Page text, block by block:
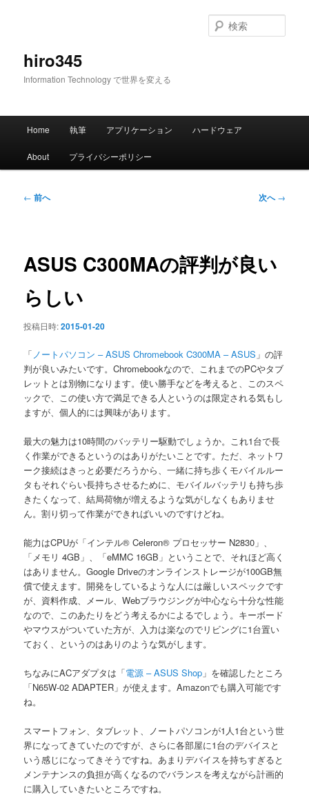
hiro345
Information Technology で世界を変える
索
メ
Home 執筆 アプリケーション ハードウェア
About プライバシーポリシー
投
ー
ョ
ン
← 前へ 次へ→
ASUS C300MAの評判が良い
らしい
投稿日時:2015-01-20
「ノートパソコン – ASUS Chromebook C300MA – ASUS 」の評
判が良いみたいです。Chromebookなので、これまでのPCやタブ
レットとは別物になります。使い勝手などを考えると、このスペ
ックで、この使い方で満足できる人というのは限定される気もし
ますが、個人的には興味があります。
最大の魅力は10時間のバッテリー駆動でしょうか。これ1台で長
く作業ができるというのはありがたいことです。ただ、ネットワ
ーク接続はきっと必要だろうから、一緒に持ち歩くモバイルルー
タもそれぐらい長持ちさせるために、モバイルバッテリも持ち歩
きたくなって、結局荷物が増えるような気がしなくもありませ
ん。割り切って作業ができればいいのですけどね。
能力はCPUが「インテル® Celeron® プロセッサー N2830」、
「メモリ 4GB」、「eMMC 16GB」ということで、それほど高く
はありません。Google Driveのオンラインストレージが100GB無
償で使えます。開発をしているような人には厳しいスペックです
が、資料作成、メール、Webブラウジングが中心なら十分な性能
なので、このあたりをどう考えるかによるでしょう。キーボード
やマウスがついていた方が、入力は楽なのでリビングに1台置い
ておく、というのはありのような気がします。
ちなみにACアダプタは「電源 – ASUS Shop 」を確認したところ
「N65W-02 ADAPTER」が使えます。Amazonでも購入可能です
ね。
スマートフォン、タブレット、ノートパソコンが1人1台という世
界になってきていたのですが、さらに各部屋に1台のデバイスと
いう感じになってきそうですね。あまりデバイスを持ちすぎると
メンテナンスの負担が高くなるのでバランスを考えながら計画的
に購入していきたいところですね。